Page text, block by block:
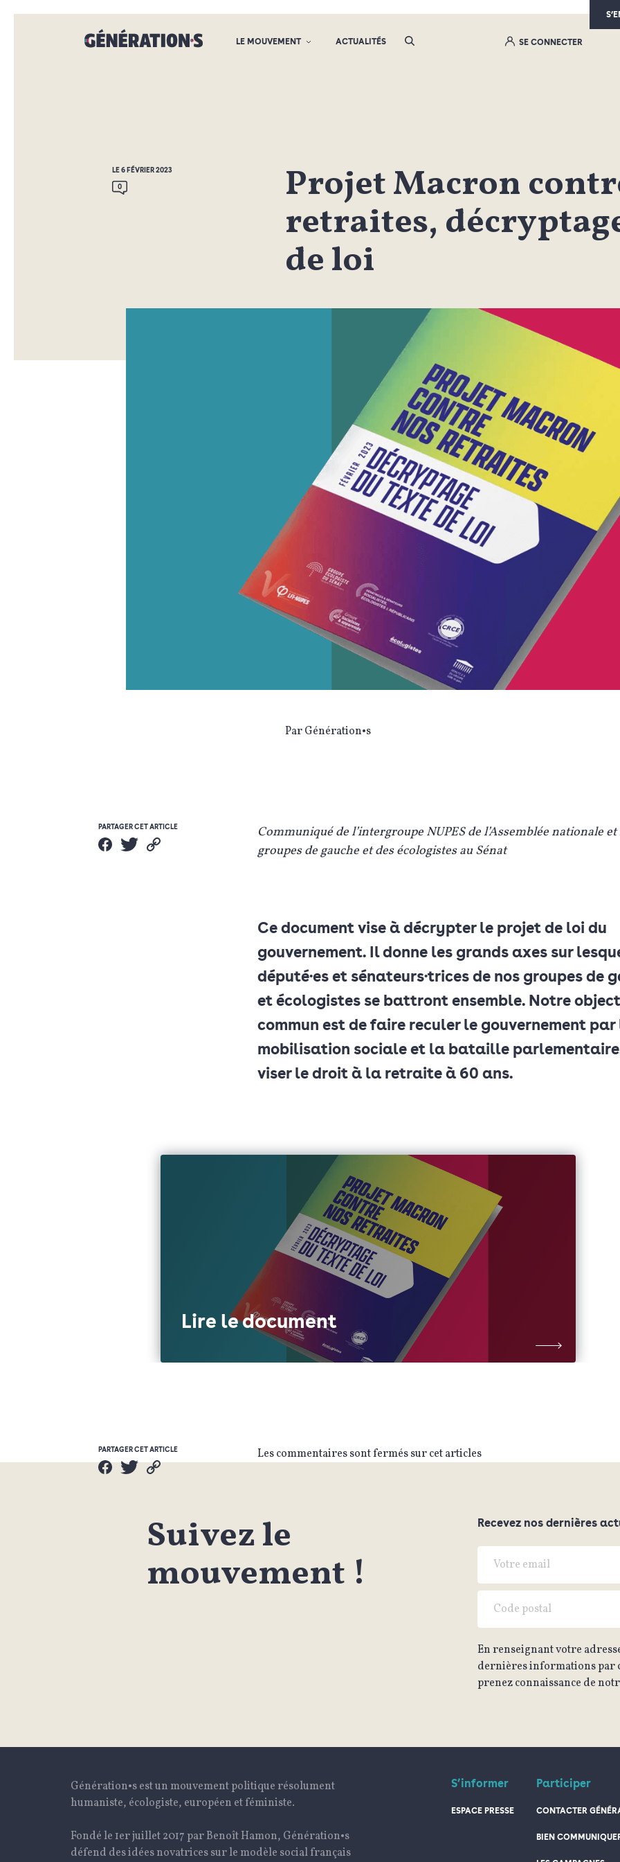
LE MOUVEMENT ACTUALITÉS SE CONNECTER
LE 6 FÉVRIER 2023
0
Projet Macron
retraites,
de loi
Par Génération•s
PARTAGER CET ARTICLE
Communiqué de l’intergroupe NUPES de l’Assemblée nationale et
groupes de gauche et des écologistes au Sénat
Ce document vise à décrypter le projet de loi du
gouvernement. Il donne les grands axes sur
député·es et sénateurs·trices de nos groupes de
et écologistes se battront ensemble. Notre
commun est de faire reculer le gouvernement
mobilisation sociale et la bataille
viser le droit à la retraite à 60 ans.
Lire le document
PARTAGER CET ARTICLE Les commentaires sont fermés sur cet articles
Suivez le
mouvement !
Recevez nos dernières
En renseignant votre
dernières informations par
prenez connaissance de
Génération•s est un mouvement politique résolument
humaniste, écologiste, européen et féministe.
Fondé le 1er juillet 2017 par Benoît Hamon, Génération•s
défend des idées novatrices sur le modèle social français
S’informer
ESPACE PRESSE
Participer
CONTACTER
BIEN